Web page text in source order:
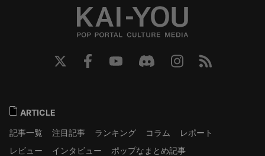
ARTICLE
記事一覧
注目記事 ランキング コラム
レポート
レビュー
インタビュー ポップなまとめ記事